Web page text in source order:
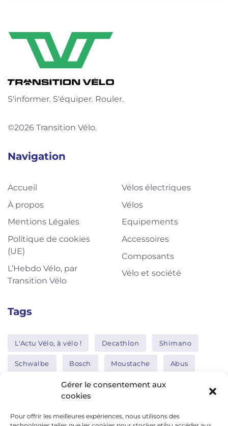
Gérer le consentement aux
cookies
Pour offrir les meilleures expériences, nous utilisons des
S'informer. S'équiper. Rouler.
©2026 Transition Vélo.
Navigation
Accueil
À propos
Mentions Légales
Politique de cookies
(UE)
L’Hebdo Vélo, par
Transition Vélo
Vélos électriques
Vélos
Equipements
Accessoires
Composants
Vélo et société
Tags
L'Actu Vélo, à vélo ! Decathlon Shimano
Schwalbe Bosch Moustache Abus
Thule Nakamura